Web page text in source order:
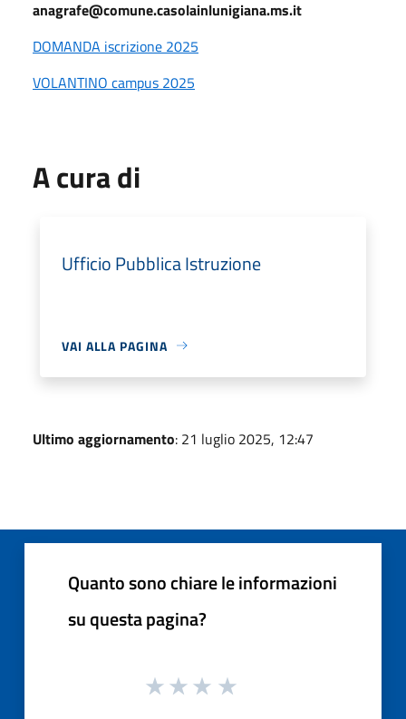
anagrafe@comune.casolainlunigiana.ms.it
DOMANDA iscrizione 2025
VOLANTINO campus 2025
A cura di
Ufficio Pubblica Istruzione
VAI ALLA PAGINA
Ultimo aggiornamento: 21 luglio 2025, 12:47
Quanto sono chiare le informazioni
su questa pagina?